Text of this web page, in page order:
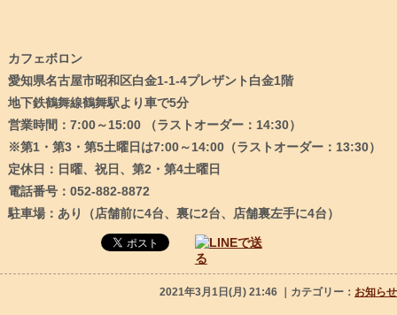
カフェボロン
愛知県名古屋市昭和区白金1-1-4プレザント白金1階
地下鉄鶴舞線鶴舞駅より車で5分
営業時間：7:00～15:00 （ラストオーダー：14:30）
※第1・第3・第5土曜日は7:00～14:00（ラストオーダー：13:30）
定休日：日曜、祝日、第2・第4土曜日
電話番号：052-882-8872
駐車場：あり（店舗前に4台、裏に2台、店舗裏左手に4台）
2021年3月1日(月) 21:46 ｜カテゴリー： お知らせ